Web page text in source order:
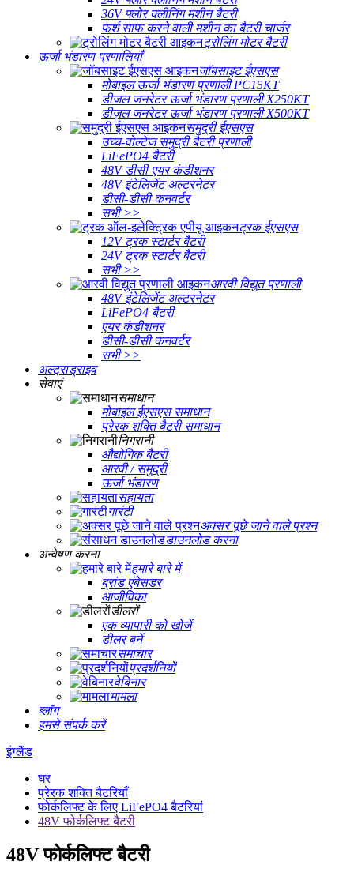
36V फ्लोर क्लीनिंग मशीन बैटरी
फर्श साफ करने वाली मशीन का बैटरी चार्जर
ट्रोलिंग मोटर बैटरी
ऊर्जा भंडारण प्रणालियाँ
जॉबसाइट ईएसएस
मोबाइल ऊर्जा भंडारण प्रणाली PC15KT
डीजल जनरेटर ऊर्जा भंडारण प्रणाली X250KT
डीज़ल जनरेटर ऊर्जा भंडारण प्रणाली X500KT
समुद्री ईएसएस
उच्च-वोल्टेज समुद्री बैटरी प्रणाली
LiFePO4 बैटरी
48V डीसी एयर कंडीशनर
48V इंटेलिजेंट अल्टरनेटर
डीसी-डीसी कनवर्टर
सभी >>
ट्रक ईएसएस
12V ट्रक स्टार्टर बैटरी
24V ट्रक स्टार्टर बैटरी
सभी >>
आरवी विद्युत प्रणाली
48V इंटेलिजेंट अल्टरनेटर
LiFePO4 बैटरी
एयर कंडीशनर
डीसी-डीसी कनवर्टर
सभी >>
अल्ट्राड्राइव
सेवाएं
समाधान
मोबाइल ईएसएस समाधान
प्रेरक शक्ति बैटरी समाधान
निगरानी
औद्योगिक बैटरी
आरवी / समुद्री
ऊर्जा भंडारण
सहायता
गारंटी
अक्सर पूछे जाने वाले प्रश्न
डाउनलोड करना
अन्वेषण करना
हमारे बारे में
ब्रांड एंबेसडर
आजीविका
डीलरों
एक व्यापारी को खोजें
डीलर बनें
समाचार
प्रदर्शनियों
वेबिनार
मामला
ब्लॉग
हमसे संपर्क करें
इंग्लैंड
घर
प्रेरक शक्ति बैटरियाँ
फोर्कलिफ्ट के लिए LiFePO4 बैटरियां
48V फोर्कलिफ्ट बैटरी
48V फोर्कलिफ्ट बैटरी